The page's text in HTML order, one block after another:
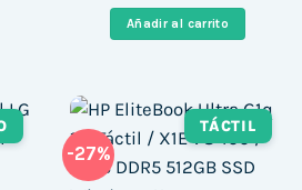
era:
6.797,75 €.
Añadir al carrito
-27%
TÁCTIL